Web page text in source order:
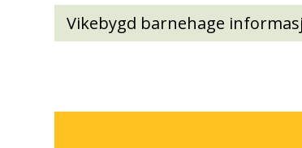
Vikebygd barnehage